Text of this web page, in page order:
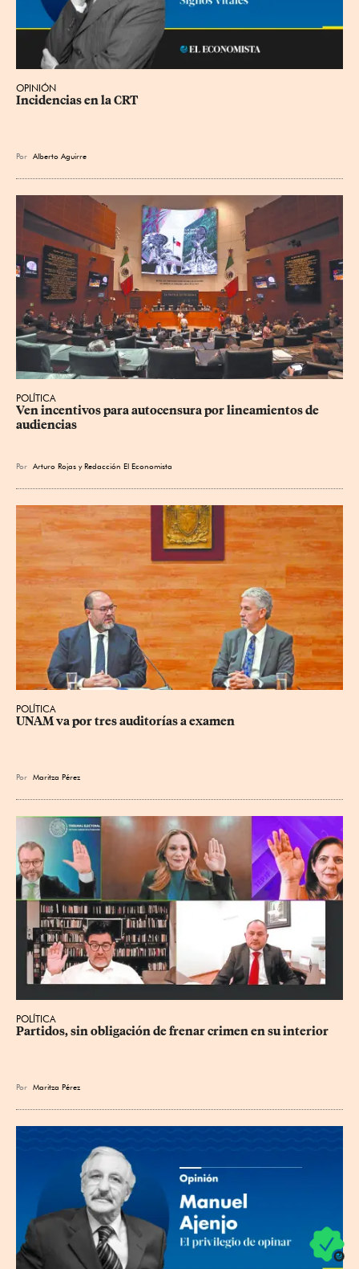
OPINIÓN
Incidencias en la CRT
Por Alberto Aguirre
POLÍTICA
Ven incentivos para autocensura por lineamientos de
audiencias
Por Arturo Rojas yRedacción El Economista
POLÍTICA
UNAM va por tres auditorías a examen
Por Maritza Pérez
POLÍTICA
Partidos, sin obligación de frenar crimen en su interior
Por Maritza Pérez